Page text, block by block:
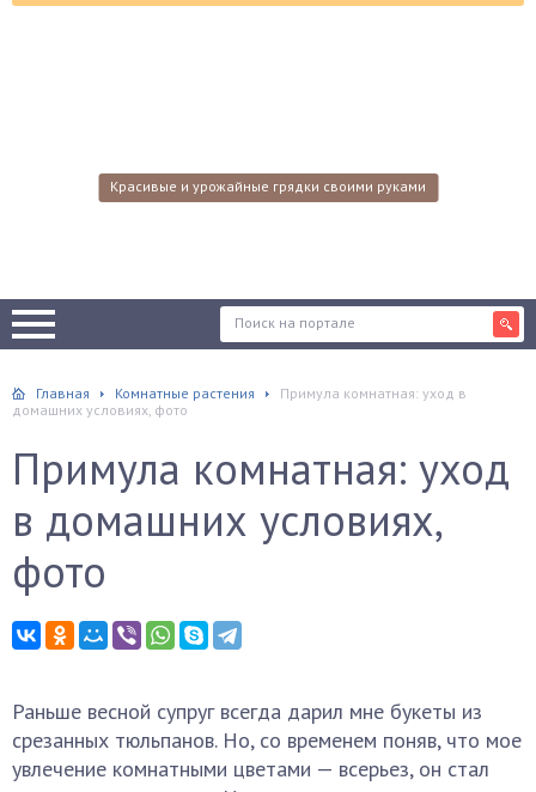
Красивые и урожайные грядки своими руками
Главная Комнатные растения
Примула комнатная: уход в
домашних условиях, фото
Примула комнатная: уход
в домашних условиях,
фото
Раньше весной супруг всегда дарил мне букеты из
срезанных тюльпанов. Но, со временем поняв, что мое
увлечение комнатными цветами — всерьез, он стал